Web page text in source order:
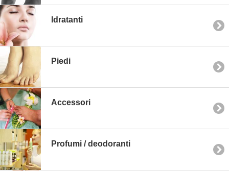
Idratanti
Piedi
Accessori
Profumi / deodoranti